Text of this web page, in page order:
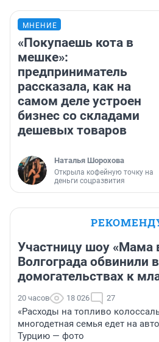
МНЕНИЕ
«Покупаешь кота в
мешке»:
предприниматель
рассказала, как на
самом деле устроен
бизнес со складами
дешевых товаров
Наталья Шорохова
Открыла кофейную точку на
деньги соцразвития
Участницу шоу «Мама
Волгограда обвинили в
домогательствах к
20 часов 18 026 27
«Расходы на топливо
многодетная семья едет на
Турцию — фото